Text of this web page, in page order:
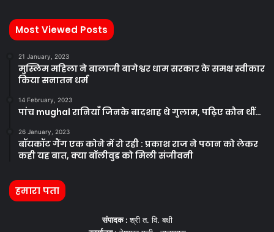
Most Viewed Posts
21 January, 2023
मुस्लिम महिला ने बालाजी बागेश्वर धाम सरकार के समक्ष स्वीकार
किया सनातन धर्म
14 February, 2023
पांच mughal रानियाँ जिनके बादशाह थे गुलाम, पढ़िए कौन थीं…
26 January, 2023
बॉयकॉट गैंग एक कोने में रो रही : प्रकाश राज ने पठान को लेकर
कही यह बात, क्या बॉलीवुड को मिली संजीवनी
हमारा पता
संपादक :श्री त. वि. बक्षी